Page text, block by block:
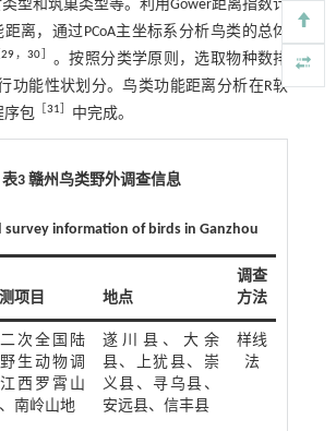
型和筑巢类型等。利用Gower距离指数计
离，通过PCoA主坐标系分析鸟类的总体
29，30
。按照分类学原则，选取物种数排
功能性状划分。鸟类功能距离分析在R软
序包
31 中完成。
表3 赣州鸟类野外调查信息
survey information of birds in Ganzhou
项目 地点
调查
方法
次全国陆
生动物调
西罗霄山
南岭山地
遂川县、大余
县、上犹县、崇
义县、寻乌县、
安远县、信丰县
样线
法